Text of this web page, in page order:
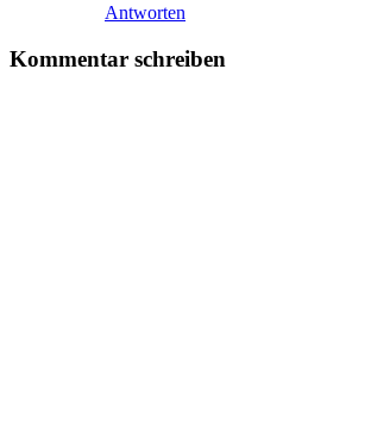
Antworten
Kommentar schreiben